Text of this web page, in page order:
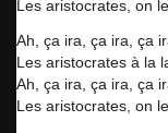
Les aristocrates, on
Ah, ça ira, ça ira, ça
Les aristocrates à la
Ah, ça ira, ça ira, ça
Les aristocrates, on